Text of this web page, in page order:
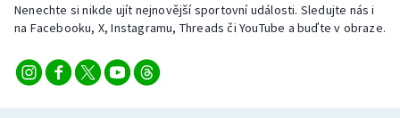
Vodní slalom
Volejbal
Nenechte si nikde ujít nejnovější sportovní události. Sledujte nás i
na Facebooku, X, Instagramu, Threads či YouTube a buďte v obraze.